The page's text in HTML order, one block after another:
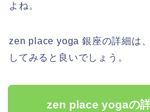
よね。
zen place yoga 銀座の詳細は
してみると良いでしょう。
zen place yogaの詳